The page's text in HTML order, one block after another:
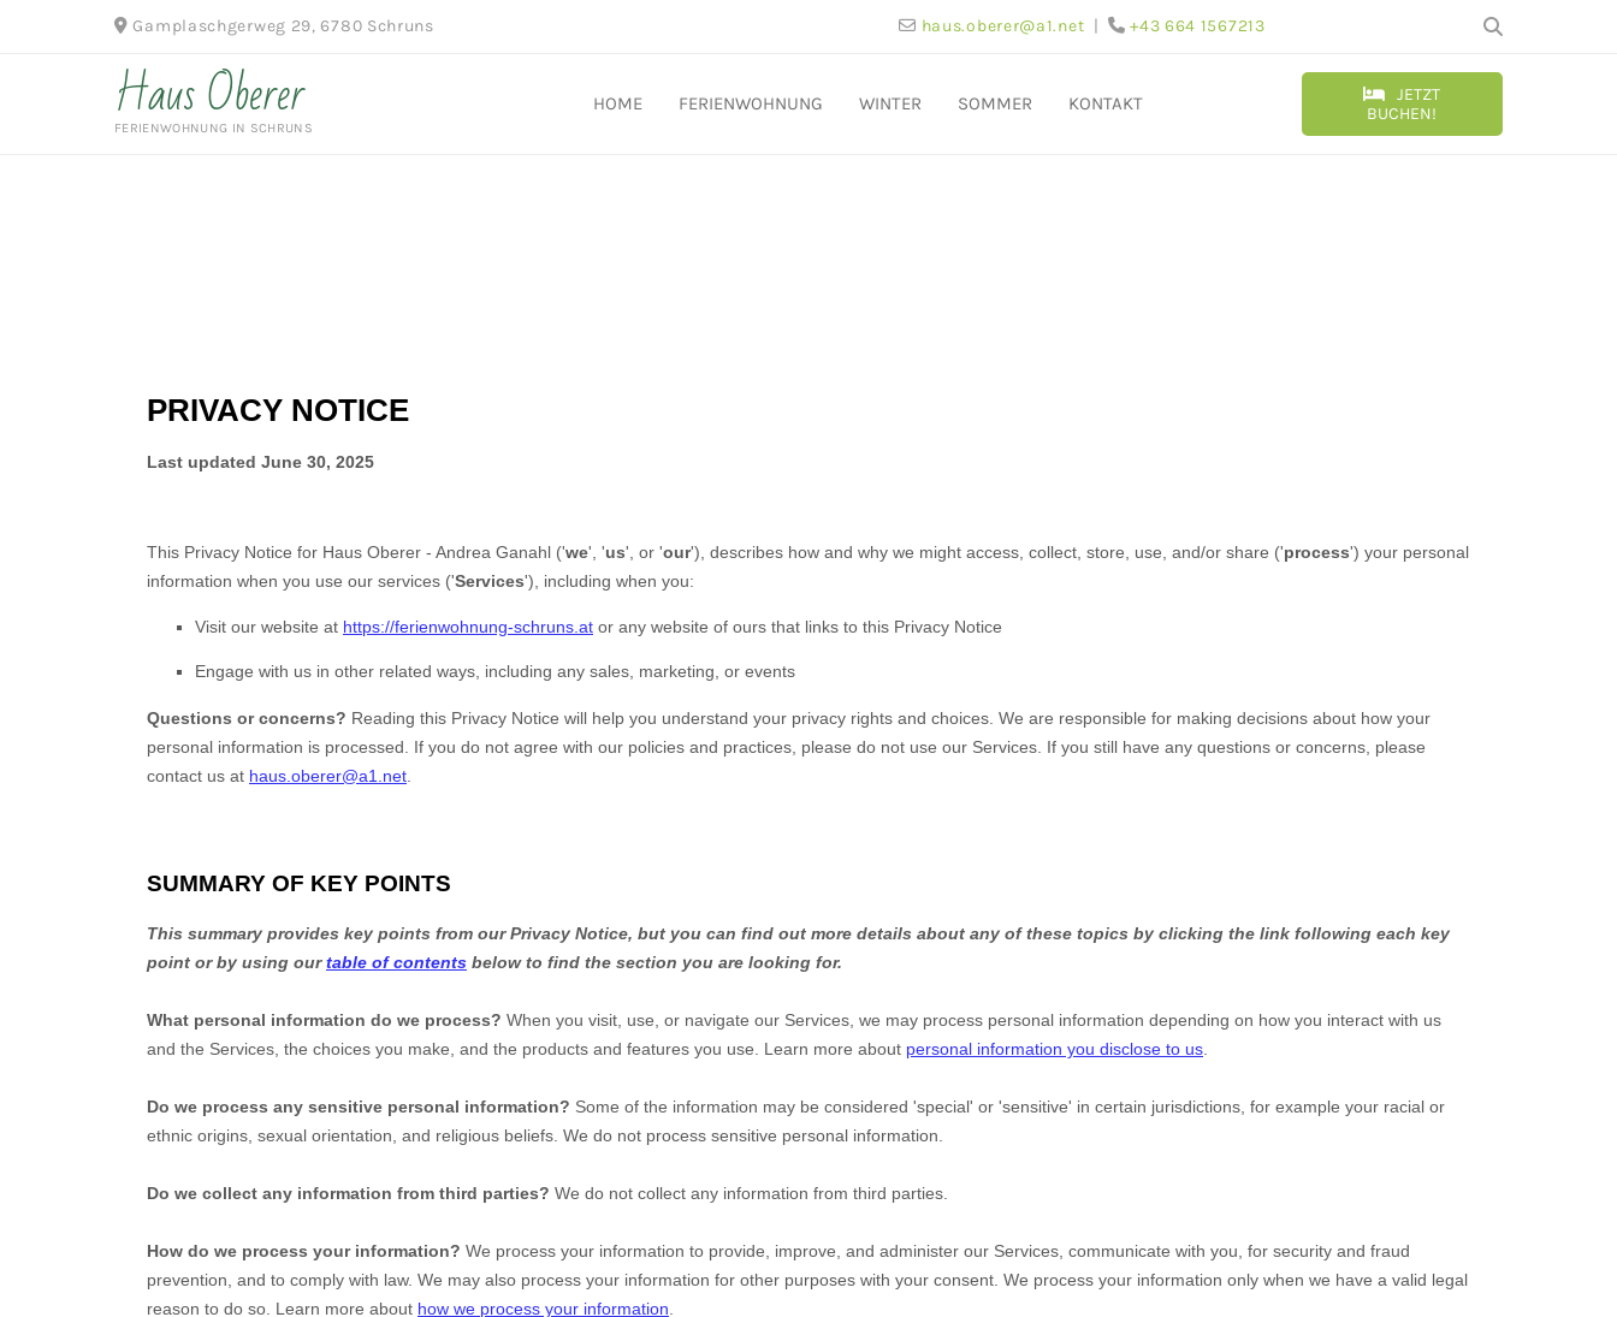
 Gamplaschgerweg 29, 6780 Schruns  haus.oberer@a1.net |  +43 664 1567213
Haus Oberer
FERIENWOHNUNG IN SCHRUNS
HOME FERIENWOHNUNG WINTER SOMMER KONTAKT
JETZT
BUCHEN!